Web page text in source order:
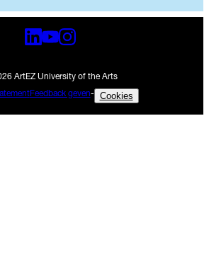
ArtEZ University of the Arts
Feedback geven- Cookies